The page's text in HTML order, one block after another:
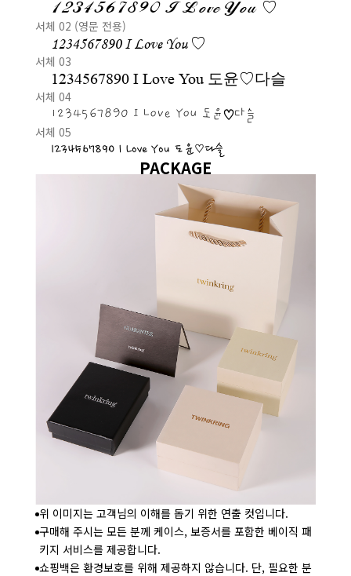
1234567890 I Love You ♡
서체 02 (영문 전용)
1234567890 I Love You ♡
서체 03
1234567890 I Love You 도윤♡다슬
서체 04
1234567890 I Love You 도윤♡다슬
서체 05
1234567890 I Love You 도윤♡다슬
PACKAGE
위 이미지는 고객님의 이해를 돕기 위한 연출 컷입니다.
구매해 주시는 모든 분께 케이스, 보증서를 포함한 베이직 패
키지 서비스를 제공합니다.
쇼핑백은 환경보호를 위해 제공하지 않습니다. 단, 필요한 분